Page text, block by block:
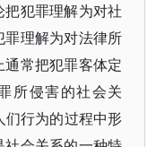
犯罪理解为对社
理解为对法律所
常把犯罪客体定
所侵害的社会关
们行为的过程中形